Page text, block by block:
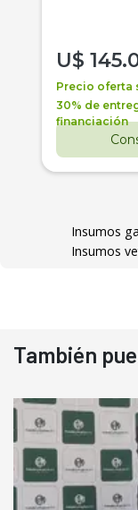
U$
Precio oferta
30% de
financiación
Insumos
Insumos
También